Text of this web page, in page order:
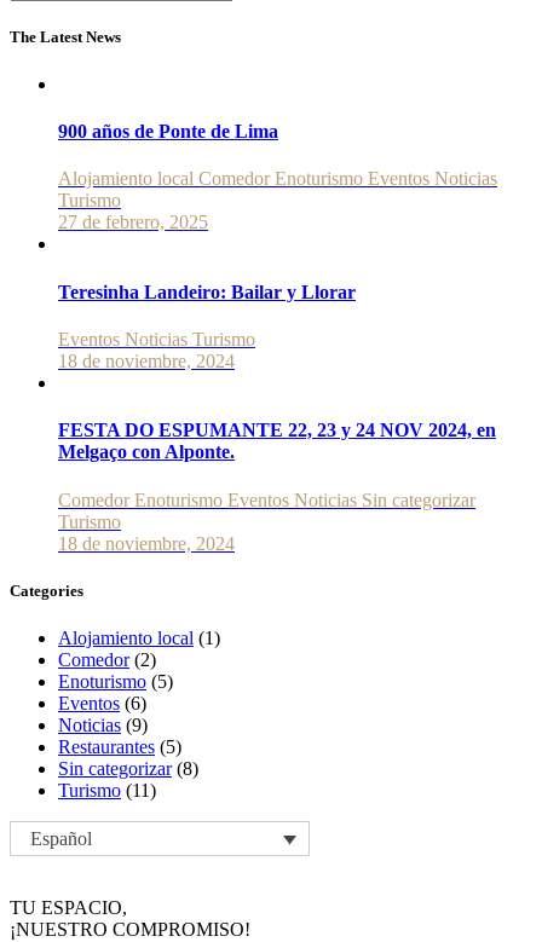
for:
The Latest News
900 años de Ponte de Lima
Alojamiento local Comedor Enoturismo Eventos Noticias
Turismo
27 de febrero, 2025
Teresinha Landeiro: Bailar y Llorar
Eventos Noticias Turismo
18 de noviembre, 2024
FESTA DO ESPUMANTE 22, 23 y 24 NOV 2024, en
Melgaço con Alponte.
Comedor Enoturismo Eventos Noticias Sin categorizar
Turismo
18 de noviembre, 2024
Categories
Alojamiento local (1)
Comedor(2)
Enoturismo (5)
Eventos (6)
Noticias (9)
Restaurantes (5)
Sin categorizar(8)
Turismo (11)
Español
TU ESPACIO,
¡NUESTRO COMPROMISO!